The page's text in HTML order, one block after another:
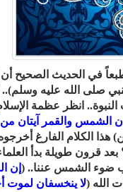
في الحديث
صلى الله عليه
انظر عظمة
إن الشمس والقمر آيتان من
الكلام الفارغ
قرون طويلة بدأ
ضوء الشمس عننا.. ( إن
الله (لا ينخسفان لموت